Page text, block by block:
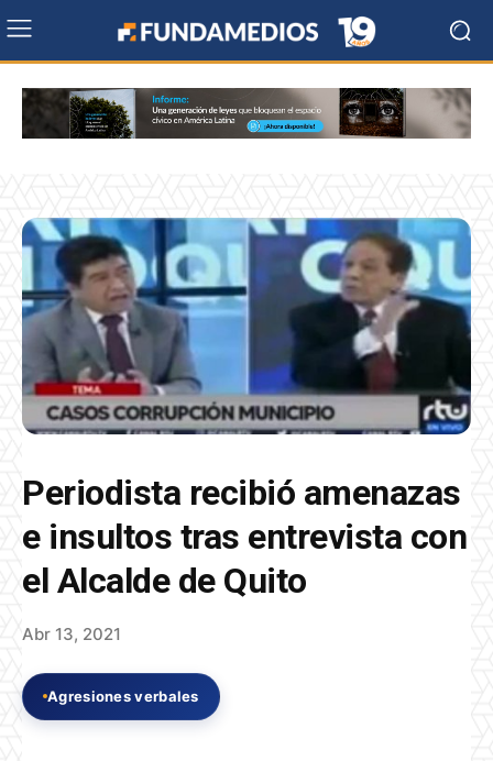
Periodista recibió amenazas
e insultos tras entrevista con
el Alcalde de Quito
Abr 13, 2021
Agresiones verbales